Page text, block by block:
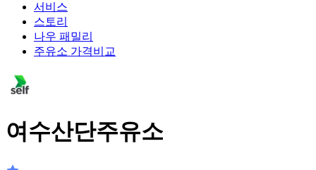
서비스
스토리
나우 패밀리
주유소 가격비교
여수산단주유소